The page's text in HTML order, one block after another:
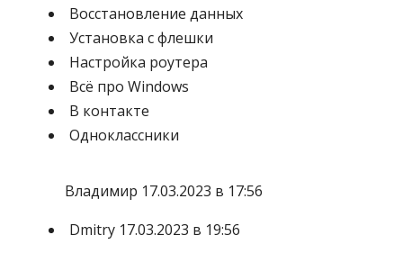
Восстановление данных
Установка с флешки
Настройка роутера
Всё про Windows
В контакте
Одноклассники
Владимир 17.03.2023 в 17:56
Dmitry 17.03.2023 в 19:56